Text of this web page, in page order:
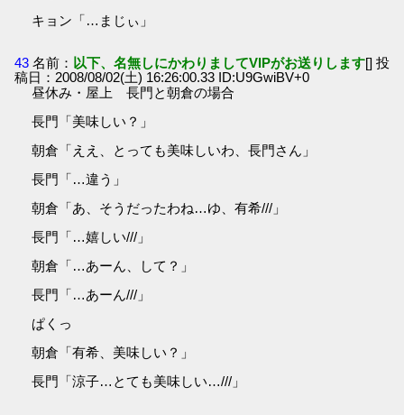
キョン「…まじぃ」
43 名前： 以下、名無しにかわりましてVIPがお送りします[] 投
稿日：2008/08/02(土) 16:26:00.33 ID:U9GwiBV+0
昼休み・屋上 長門と朝倉の場合
長門「美味しい？」
朝倉「ええ、とっても美味しいわ、長門さん」
長門「…違う」
朝倉「あ、そうだったわね…ゆ、有希///」
長門「…嬉しい///」
朝倉「…あーん、して？」
長門「…あーん///」
ぱくっ
朝倉「有希、美味しい？」
長門「涼子…とても美味しい…///」